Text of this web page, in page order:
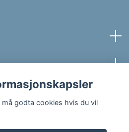
må godta cookies hvis du vil